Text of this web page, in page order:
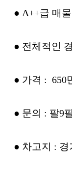
● A++급 매물
● 전체적인
● 가격 : 650
● 문의 : 팔9
● 차고지 : 경